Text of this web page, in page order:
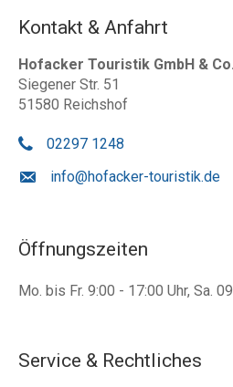
Kontakt & Anfahrt
Hofacker Touristik GmbH &
Siegener Str. 51
51580 Reichshof
02297 1248
info@hofacker-touristik.de
Öffnungszeiten
Mo. bis Fr. 9:00 - 17:00 Uhr, Sa.
Service & Rechtliches